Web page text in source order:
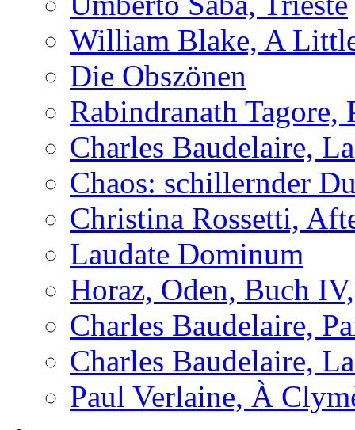
William Blake, A
Die Obszönen
Rabindranath Tagore,
Charles Baudelaire,
Chaos: schillernder
Christina Rossetti,
Laudate Dominum
Horaz, Oden, Buch
Charles Baudelaire,
Charles Baudelaire,
Paul Verlaine, À